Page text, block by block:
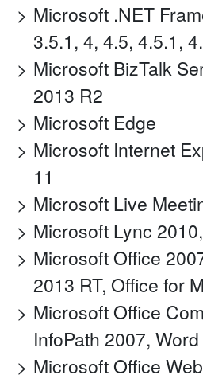
Microsoft .NET
3.5.1, 4, 4.5, 4.5.1,
Microsoft BizTalk
2013 R2
Microsoft Edge
Microsoft Internet
11
Microsoft Live
Microsoft Lync
Microsoft Office
2013 RT, Office for
Microsoft Office
InfoPath 2007,
Microsoft Office